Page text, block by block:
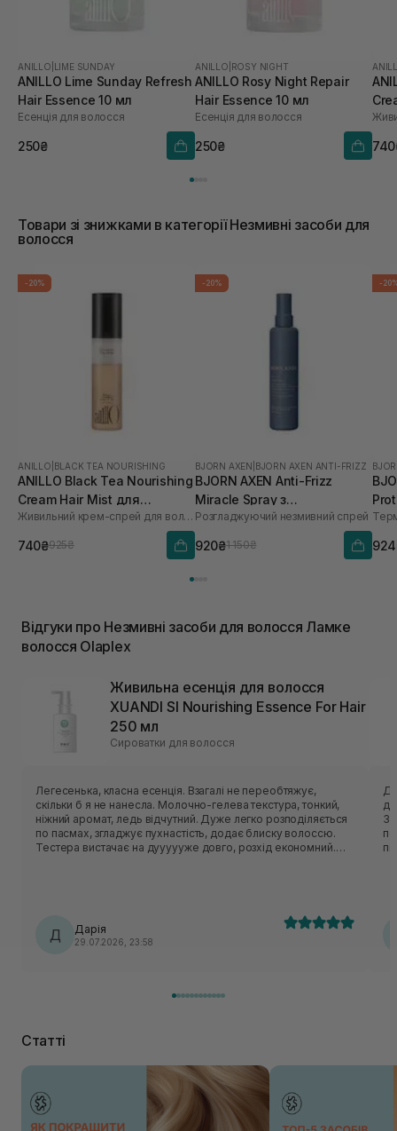
ANILLO LIME SUNDAY
ANILLO Lime Sunday Refresh
Hair Essence 10 мл
Есенція для волосся
250₴
ANILLO ROSY NIGHT
ANILLO Rosy Night Repair
Hair Essence 10 мл
Есенція для волосся
250₴
Товари зі знижками в категорії Незмивні засоби для
волосся
-20%
ANILLO BLACK TEA NOURISHING
ANILLO Black Tea Nourishing
Cream Hair Mist для
зволоження та
розгладження волосся 70
мл
Живильний крем-спрей для волосся
740₴925₴
-20%
BJORN AXEN BJORN AXEN ANTI-FRIZZ
BJORN AXEN Anti-Frizz
Miracle Spray з
термозахистом до 220°C
для всіх типів волосся 150
мл
Розгладжуючий незмивний спрей
920₴1 150₴
-
Відгуки про Незмивні засоби для волосся Ламке
волосся Olaplex
Живильна есенція для волосся
XUANDI SI Nourishing Essence For Hair
250 мл
Сироватки для волосся
Легесенька, класна есенція. Взагалі не переобтяжує,
скільки б я не нанесла. Молочно-гелева текстура, тонкий,
ніжний аромат, ледь відчутний. Дуже легко розподіляється
по пасмах, згладжує пухнастість, додає блиску волоссю.
Тестера вистачає на дуууууже довго, розхід економний.
Д Дарія
29.07.2026, 23:58
Статті